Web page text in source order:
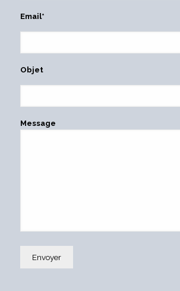
Email*
Objet
Message